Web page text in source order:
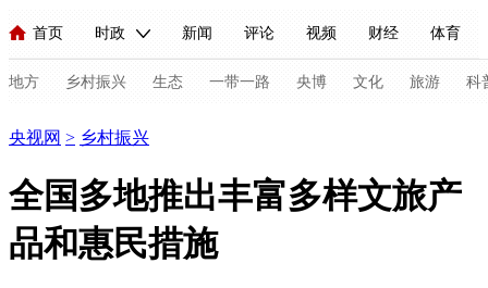
首页 时政 新闻 评论 视频 财经 体育
人民领袖习近平 联播+ 中国领导人 央视快评 习式妙语
直播 栏目大全 节目单 听音 微视频 主持人
海外频道 iPanda English Монгол
地方 乡村振兴 生态 一带一路 央博 文化 旅游 科
新闻 国内 国际
央视网 > 乡村振兴
全国多地推出丰富多样文旅产
品和惠民措施